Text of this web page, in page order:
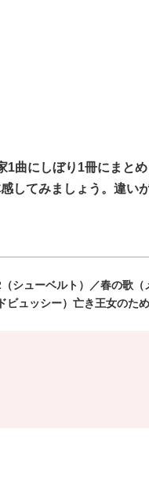
1曲にしぼり1冊にまとめ
してみましょう。 違い
シューベルト）／春の歌（
ビュッシー）亡き王女のた